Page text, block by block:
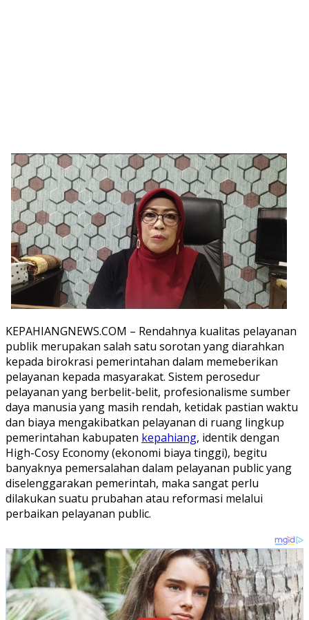
KEPAHIANGNEWS.COM – Rendahnya kualitas pelayanan
publik merupakan salah satu sorotan yang diarahkan
kepada birokrasi pemerintahan dalam memeberikan
pelayanan kepada masyarakat. Sistem perosedur
pelayanan yang berbelit-belit, profesionalisme sumber
daya manusia yang masih rendah, ketidak pastian waktu
dan biaya mengakibatkan pelayanan di ruang lingkup
pemerintahan kabupaten kepahiang, identik dengan
High-Cosy Economy (ekonomi biaya tinggi), begitu
banyaknya pemersalahan dalam pelayanan public yang
diselenggarakan pemerintah, maka sangat perlu
dilakukan suatu prubahan atau reformasi melalui
perbaikan pelayanan public.